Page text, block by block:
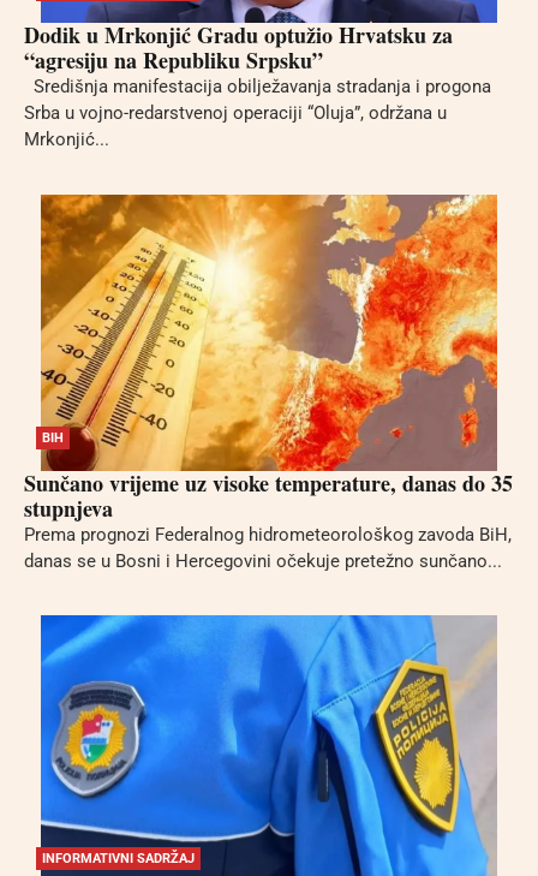
Dodik u Mrkonjić Gradu optužio Hrvatsku za
“agresiju na Republiku Srpsku”
Središnja manifestacija obilježavanja stradanja i progona
Srba u vojno-redarstvenoj operaciji “Oluja”, održana u
Mrkonjić...
BIH
Sunčano vrijeme uz visoke temperature, danas do 35
stupnjeva
Prema prognozi Federalnog hidrometeorološkog zavoda BiH,
danas se u Bosni i Hercegovini očekuje pretežno sunčano...
INFORMATIVNI SADRŽAJ